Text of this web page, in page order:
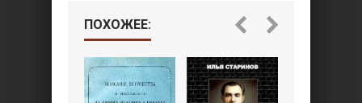
ПОХОЖЕЕ: